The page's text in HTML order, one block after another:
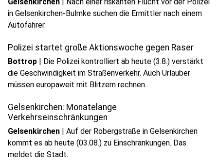
in Gelsenkirchen-Bulmke suchen die Ermittler nach einem
Autofahrer.
Polizei startet große Aktionswoche gegen Raser
Bottrop | Die Polizei kontrolliert ab heute (3.8.) verstärkt
die Geschwindigkeit im Straßenverkehr. Auch Urlauber
müssen europaweit mit Blitzern rechnen.
Gelsenkirchen: Monatelange
Verkehrseinschränkungen
Gelsenkirchen | Auf der Robergstraße in Gelsenkirchen
kommt es ab heute (03.08.) zu Einschränkungen. Das
meldet die Stadt.